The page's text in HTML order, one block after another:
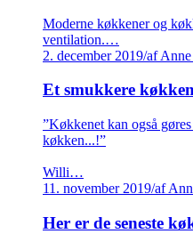
Moderne køkkener og
ventilation.…
2. december 2019/af
Et smukkere
”Køkkenet kan også
køkken...!”
Willi…
11. november 2019/af
Her er de seneste